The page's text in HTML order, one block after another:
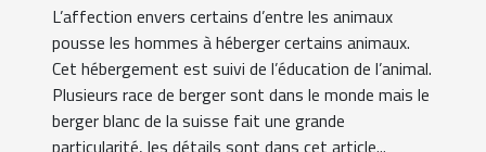
L’affection envers certains d’entre les animaux
pousse les hommes à héberger certains animaux.
Cet hébergement est suivi de l’éducation de l’animal.
Plusieurs race de berger sont dans le monde mais le
berger blanc de la suisse fait une grande
particularité, les détails sont dans cet article...